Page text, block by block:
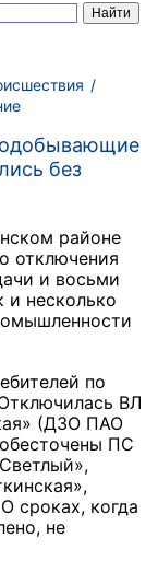
без
районе
отключения
и восьми
и несколько
по
ВЛ
(ДЗО ПАО
ПС
сроках, когда
не